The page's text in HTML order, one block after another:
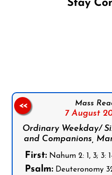
Stay
Mass
7 August
Ordinary Weekday/
and Companions,
First: Nahum 2: 1, 3; 3:
Psalm: Deuteronomy
<<